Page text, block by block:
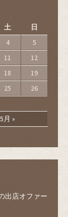
土 日
5月 »
4
5
11
12
18
19
25
26
出店オファー